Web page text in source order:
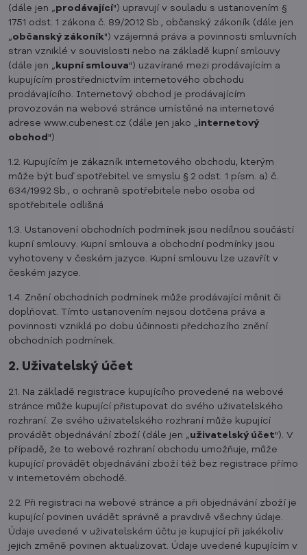
(dále jen „prodávající") upravují v souladu s ustanovením §
1751 odst. 1 zákona č. 89/2012 Sb., občanský zákoník (dále jen
„občanský zákoník") vzájemná práva a povinnosti smluvních
stran vzniklé v souvislosti nebo na základě kupní smlouvy
(dále jen „ kupní smlouva") uzavírané mezi prodávajícím a
kupujícím prostřednictvím internetového obchodu
prodávajícího. Internetový obchod je prodávajícím
provozován na webové stránce umístěné na internetové
adrese www.cubenest.cz (dále jen jako „internetový
obchod ")
1.2. Kupujícím je zákazník internetového obchodu, kterým
může být buď spotřebitel ve smyslu § 2 odst. 1 písm. a) č.
634/1992 Sb., o ochraně spotřebitele nebo osoba od
spotřebitele odlišná
1.3. Ustanovení obchodních podmínek jsou nedílnou součástí
kupní smlouvy. Kupní smlouva a obchodní podmínky jsou
vyhotoveny v českém jazyce. Kupní smlouvu lze uzavřít v
českém jazyce.
1.4. Znění obchodních podmínek může prodávající měnit či
doplňovat. Tímto ustanovením nejsou dotčena práva a
povinnosti vzniklá po dobu účinnosti předchozího znění
obchodních podmínek.
2. Uživatelský účet
2.1. Na základě registrace kupujícího provedené na webové
stránce může kupující přistupovat do svého uživatelského
rozhraní. Ze svého uživatelského rozhraní může kupující
provádět objednávání zboží (dále jen „uživatelský účet"). V
případě, že to webové rozhraní obchodu umožňuje, může
kupující provádět objednávání zboží též bez registrace přímo
v internetovém obchodě.
2.2. Při registraci na webové stránce a při objednávání zboží je
kupující povinen uvádět správně a pravdivě všechny údaje.
Údaje uvedené v uživatelském účtu je kupující při jakékoliv
jejich změně povinen aktualizovat. Údaje uvedené kupujícím v